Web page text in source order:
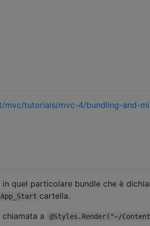
mvc/tutorials/mvc-4/bundling-and-
quel particolare bundle che è
App_Start cartella.
a
@Styles.Render("~/